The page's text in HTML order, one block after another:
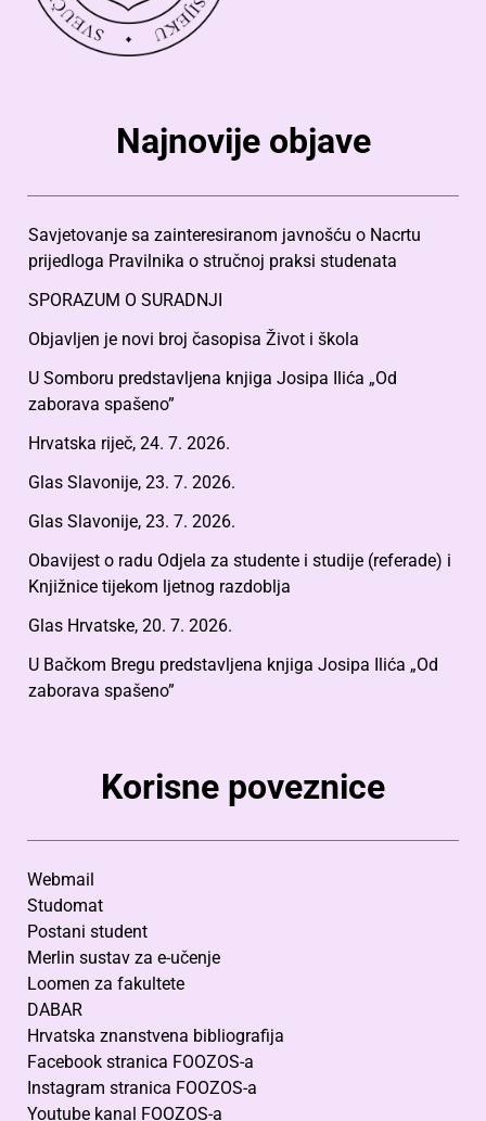
Najnovije objave
Savjetovanje sa zainteresiranom javnošću o Nacrtu
prijedloga Pravilnika o stručnoj praksi studenata
SPORAZUM O SURADNJI
Objavljen je novi broj časopisa Život i škola
U Somboru predstavljena knjiga Josipa Ilića „Od
zaborava spašeno”
Hrvatska riječ, 24. 7. 2026.
Glas Slavonije, 23. 7. 2026.
Glas Slavonije, 23. 7. 2026.
Obavijest o radu Odjela za studente i studije (referade) i
Knjižnice tijekom ljetnog razdoblja
Glas Hrvatske, 20. 7. 2026.
U Bačkom Bregu predstavljena knjiga Josipa Ilića „Od
zaborava spašeno”
Korisne poveznice
Webmail
Studomat
Postani student
Merlin sustav za e-učenje
Loomen za fakultete
DABAR
Hrvatska znanstvena bibliografija
Facebook stranica FOOZOS-a
Instagram stranica FOOZOS-a
Youtube kanal FOOZOS-a